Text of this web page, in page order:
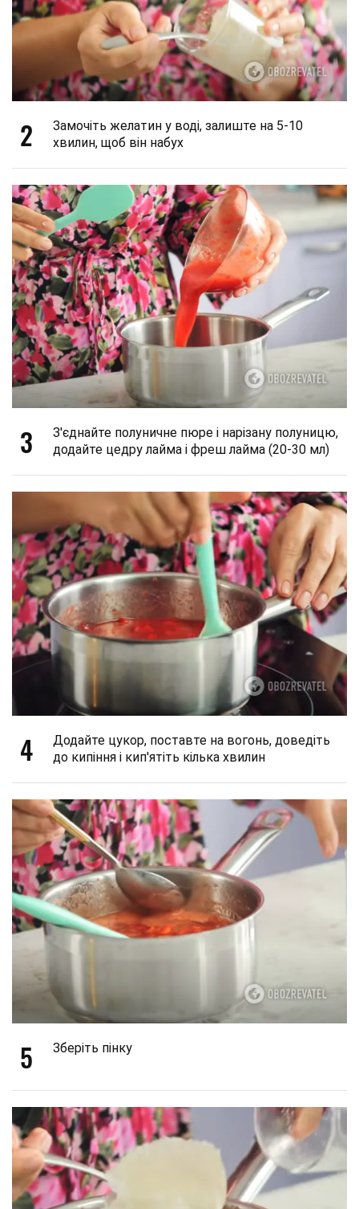
2
Замочіть желатин у воді, залиште на 5-10
хвилин, щоб він набух
3
З'єднайте полуничне пюре і нарізану полуницю,
додайте цедру лайма і фреш лайма (20-30 мл)
4
Додайте цукор, поставте на вогонь, доведіть
до кипіння і кип'ятіть кілька хвилин
5 Зберіть пінку